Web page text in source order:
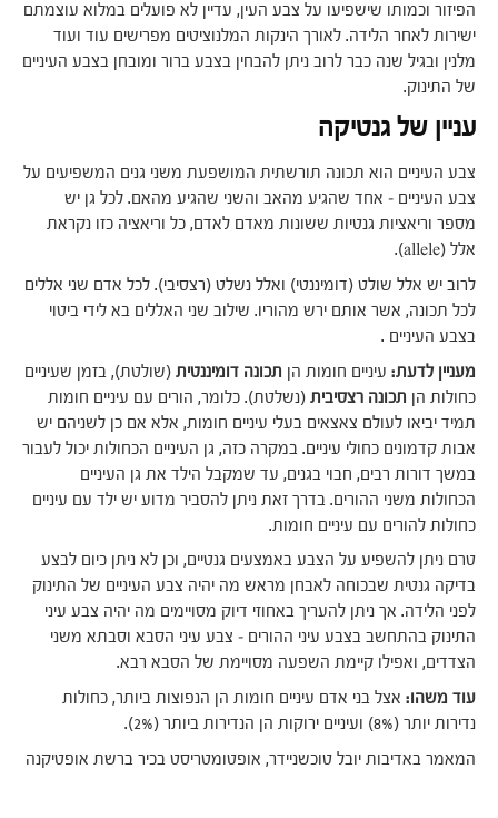
הפיזור וכמותו שישפיעו על צבע העין, עדיין לא פועלים במלוא עוצמתם
ישירות לאחר הלידה. לאורך הינקות המלנוציטים מפרישים עוד ועוד
מלנין ובגיל שנה כבר לרוב ניתן להבחין בצבע ברור ומובחן בצבע העיניים
של התינוק.
עניין של גנטיקה
צבע העיניים הוא תכונה תורשתית המושפעת משני גנים המשפיעים על
צבע העיניים – אחד שהגיע מהאב והשני שהגיע מהאם. לכל גן יש
מספר וריאציות גנטיות ששונות מאדם לאדם, כל וריאציה כזו נקראת
אלל (allele).
לרוב יש אלל שולט (דומיננטי) ואלל נשלט (רצסיבי). לכל אדם שני אללים
לכל תכונה, אשר אותם ירש מהוריו. שילוב שני האללים בא לידי ביטוי
בצבע העיניים .
מעניין לדעת: עיניים חומות הן תכונה דומיננטית (שולטת), בזמן שעיניים
כחולות הן תכונה רצסיבית (נשלטת). כלומר, הורים עם עיניים חומות
תמיד יביאו לעולם צאצאים בעלי עיניים חומות, אלא אם כן לשניהם יש
אבות קדמונים כחולי עיניים. במקרה כזה, גן העיניים הכחולות יכול לעבור
במשך דורות רבים, חבוי בגנים, עד שמקבל הילד את גן העיניים
הכחולות משני ההורים. בדרך זאת ניתן להסביר מדוע יש ילד עם עיניים
כחולות להורים עם עיניים חומות.
טרם ניתן להשפיע על הצבע באמצעים גנטיים, וכן לא ניתן כיום לבצע
בדיקה גנטית שבכוחה לאבחן מראש מה יהיה צבע העיניים של התינוק
לפני הלידה. אך ניתן להעריך באחוזי דיוק מסויימים מה יהיה צבע עיני
התינוק בהתחשב בצבע עיני ההורים – צבע עיני הסבא וסבתא משני
הצדדים, ואפילו קיימת השפעה מסויימת של הסבא רבא.
עוד משהו: אצל בני אדם עיניים חומות הן הנפוצות ביותר, כחולות
נדירות יותר (8%) ועיניים ירוקות הן הנדירות ביותר (2%).
המאמר באדיבות יובל טוכשניידר, אופטומטריסט בכיר ברשת אופטיקנה